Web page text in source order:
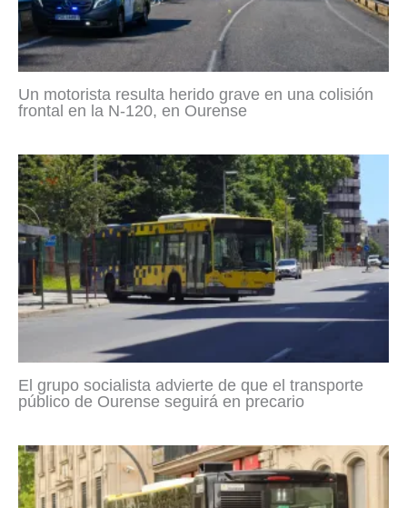
Un motorista resulta herido grave en una colisión
frontal en la N-120, en Ourense
El grupo socialista advierte de que el transporte
público de Ourense seguirá en precario